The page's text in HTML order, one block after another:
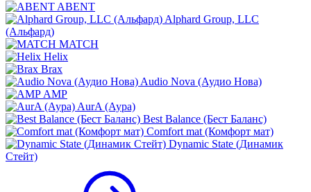
ABENT
Alphard Group, LLC
(Альфард)
MATCH
Helix
Brax
Audio Nova (Аудио Нова)
AMP
AurA (Аура)
Best Balance (Бест Баланс)
Comfort mat (Комфорт мат)
Dynamic State (Динамик
Стейт)